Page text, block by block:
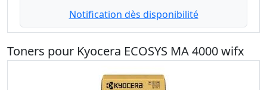
Notification dès disponibilité
Toners pour Kyocera ECOSYS MA 4000 wifx